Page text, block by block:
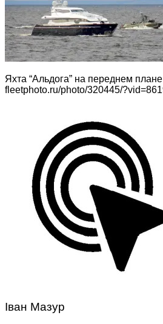
Яхта “Альдога” на переднем
fleetphoto.ru/photo/320445/
Іван Мазур